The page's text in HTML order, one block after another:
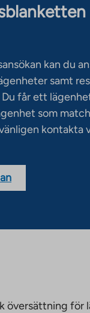
kan du
samt
får ett
som
kontakta
översättning